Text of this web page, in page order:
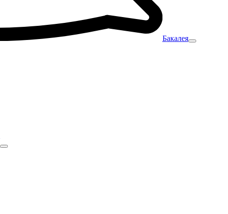
Бакалея